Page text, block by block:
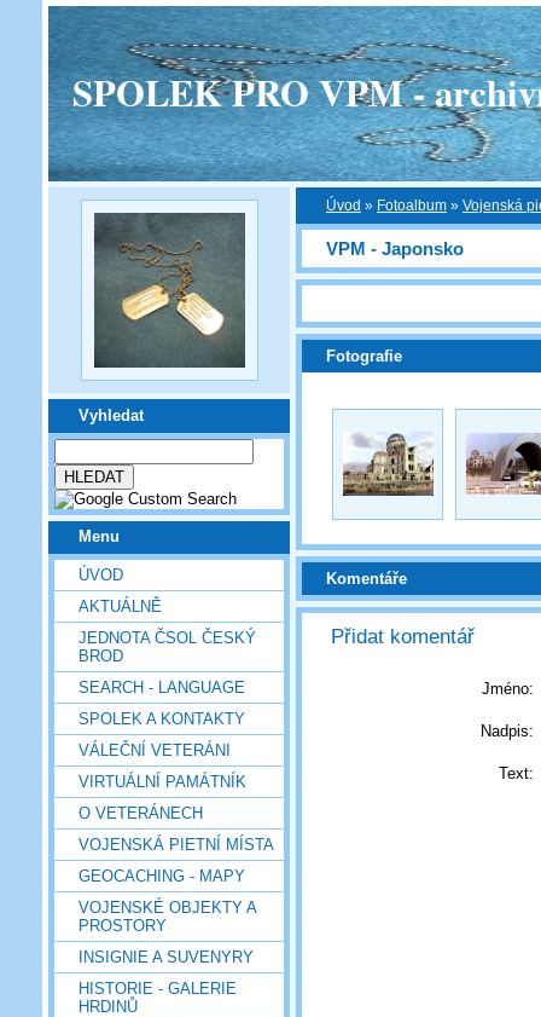
SPOLEK PRO VPM -
Vyhledat
Menu
ÚVOD
AKTUÁLNĚ
JEDNOTA ČSOL ČESKÝ
BROD
SEARCH - LANGUAGE
SPOLEK A KONTAKTY
VÁLEČNÍ VETERÁNI
VIRTUÁLNÍ PAMÁTNÍK
O VETERÁNECH
VOJENSKÁ PIETNÍ MÍSTA
GEOCACHING - MAPY
VOJENSKÉ OBJEKTY A
PROSTORY
INSIGNIE A SUVENYRY
HISTORIE - GALERIE
HRDINŮ
Úvod » Fotoalbum » Vojenská
VPM - Japonsko
Fotografie
Komentáře
Přidat komentář
Jméno:
Nadpis:
Text: